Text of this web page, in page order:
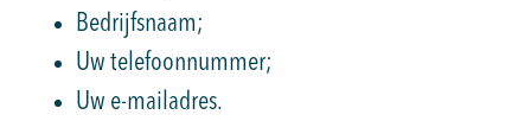
Bedrijfsnaam;
Uw telefoonnummer;
Uw e-mailadres.